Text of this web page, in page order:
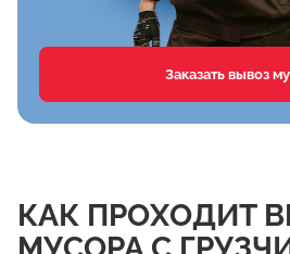
Сафоново
Первомайка
Осеченки
Заказать вывоз
КАК ПРОХОДИТ